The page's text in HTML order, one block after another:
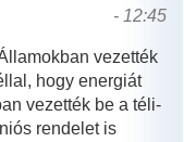
- 12:45
vezették
hogy energiát
vezették be a téli-
rendelet is